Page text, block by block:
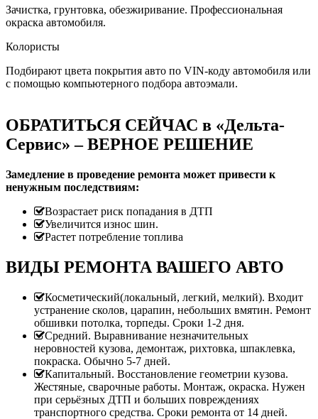
Зачистка, грунтовка, обезжиривание. Профессиональная
окраска автомобиля.
Колористы
Подбирают цвета покрытия авто по VIN-коду автомобиля или
с помощью компьютерного подбора автоэмали.
ОБРАТИТЬСЯ СЕЙЧАС в «Дельта-
Сервис» – ВЕРНОЕ РЕШЕНИЕ
Замедление в проведение ремонта может привести к
ненужным последствиям:
Возрастает риск попадания в ДТП
Увеличится износ шин.
Растет потребление топлива
ВИДЫ РЕМОНТА ВАШЕГО АВТО
Косметический(локальный, легкий, мелкий). Входит
устранение сколов, царапин, небольших вмятин. Ремонт
обшивки потолка, торпеды. Сроки 1-2 дня.
Средний. Выравнивание незначительных
неровностей кузова, демонтаж, рихтовка, шпаклевка,
покраска. Обычно 5-7 дней.
Капитальный. Восстановление геометрии кузова.
Жестяные, сварочные работы. Монтаж, окраска. Нужен
при серьёзных ДТП и больших повреждениях
транспортного средства. Сроки ремонта от 14 дней.